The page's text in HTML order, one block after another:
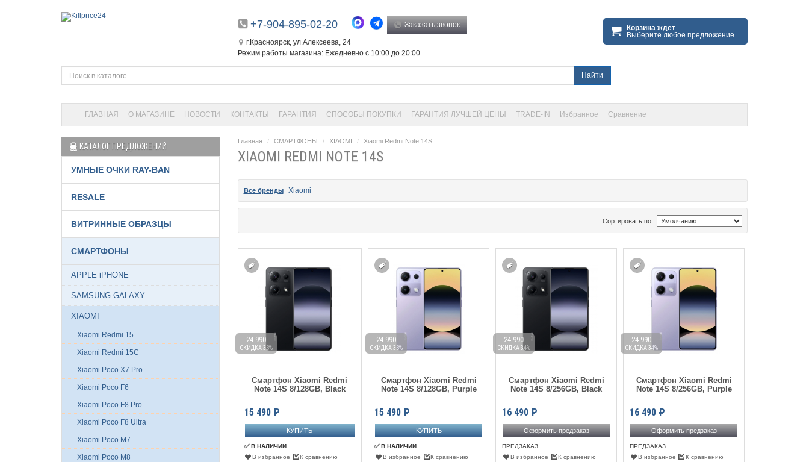
+7-904-895-02-20 Заказать звонок
г.Красноярск, ул.Алексеева, 24
Режим работы магазина: Ежедневно с 10:00 до 20:00
Корзина ждет
Выберите любое предложение
Найти
ГЛАВНАЯ О МАГАЗИНЕ НОВОСТИ КОНТАКТЫ ГАРАНТИЯ СПОСОБЫ ПОКУПКИ ГАРАНТИЯ ЛУЧШЕЙ ЦЕНЫ TRADE-IN Избранное Сравнение
Главная СМАРТФОНЫ XIAOMI Xiaomi Redmi Note 14S
XIAOMI REDMI NOTE 14S
Все бренды Xiaomi
Сортировать по:
Смартфон Xiaomi Redmi
Note 14S 8/128GB, Black
15 490 ₽
24 990
СКИДКА 38%
✅ В НАЛИЧИИ
В избранное
К сравнению
Смартфон Xiaomi Redmi
Note 14S 8/128GB, Purple
15 490 ₽
24 990
СКИДКА 38%
✅ В НАЛИЧИИ
В избранное
К сравнению
Смартфон Xiaomi Redmi
Note 14S 8/256GB, Black
16 490 ₽
24 990
СКИДКА 34%
Оформить предзаказ
ПРЕДЗАКАЗ
В избранное
К сравнению
Смартфон Xiaomi Redmi
Note 14S 8/256GB, Purple
16 490 ₽
24 990
СКИДКА 34%
Оформить предзаказ
ПРЕДЗАКАЗ
В избранное
К сравнению
КАТАЛОГ ПРЕДЛОЖЕНИЙ
УМНЫЕ ОЧКИ RAY-BAN
RESALE
ВИТРИННЫЕ ОБРАЗЦЫ
СМАРТФОНЫ
APPLE iPHONE
SAMSUNG GALAXY
XIAOMI
Xiaomi Redmi 15
Xiaomi Redmi 15C
Xiaomi Poco X7 Pro
Xiaomi Poco F6
Xiaomi Poco F8 Pro
Xiaomi Poco F8 Ultra
Xiaomi Poco M7
Xiaomi Poco M8